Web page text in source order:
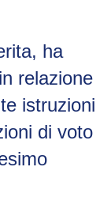
ha
relazione
istruzioni
di voto